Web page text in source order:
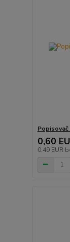
Popisovač
0,60
0,49 EUR